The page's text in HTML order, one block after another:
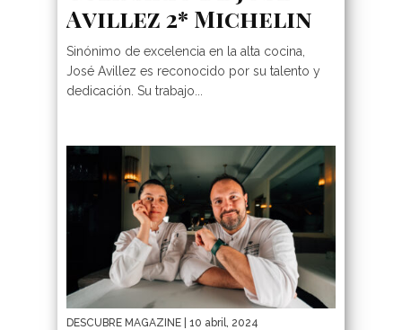
Avillez 2* Michelin
Sinónimo de excelencia en la alta cocina,
José Avillez es reconocido por su talento y
dedicación. Su trabajo...
DESCUBRE MAGAZINE | 10 abril, 2024